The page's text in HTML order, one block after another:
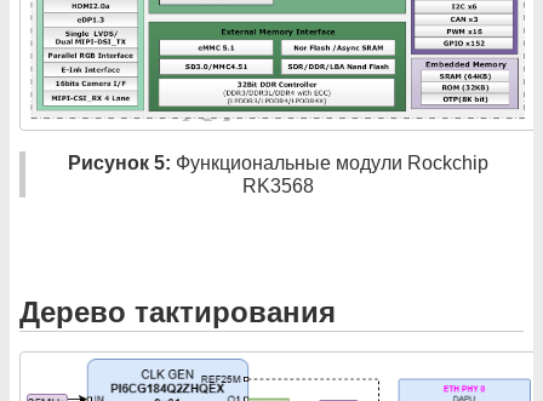
Рисунок 5: Функциональные модули Rockchip
RK3568
Дерево тактирования